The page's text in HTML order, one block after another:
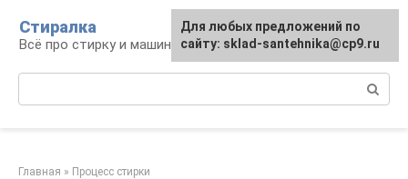
контенту
Стиралка
Всё про стирку и машинки
Главная » Процесс стирки
Для любых предложений по
сайту: sklad-santehnika@cp9.ru